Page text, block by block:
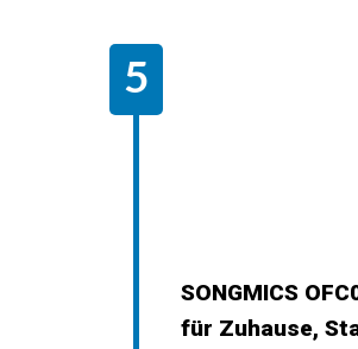
SONGMICS
für Zuhause,